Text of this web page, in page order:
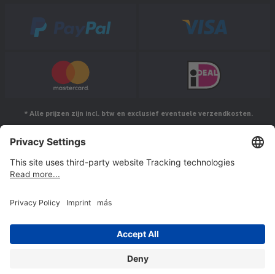
* Alle prijzen zijn incl. btw en exclusief eventuele verzendkosten.
© Jakob Maul GmbH,
Jakob-Maul-Str. 17, 64732 Bad König, Duitsland